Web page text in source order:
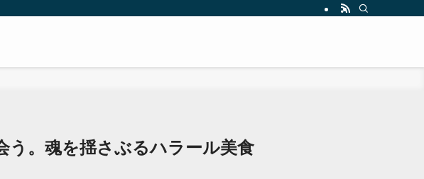
う。魂を揺さぶるハラール美食